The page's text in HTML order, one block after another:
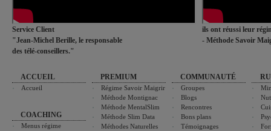
Service Client
"Jean-Michel Berille, le responsable
des télé-conseillers."
ils ont réussi leur
- Méthode Savoir
ACCUEIL
Accueil
COACHING
Menus régime
PREMIUM
Régime Savoir Maigrir
Méthode Montignac
Méthode MentalSlim
Méthode Slim Data
Méthodes Naturelles
COMMUNAUTÉ
Groupes
Blogs
Rencontres
Bons plans
Témoignages